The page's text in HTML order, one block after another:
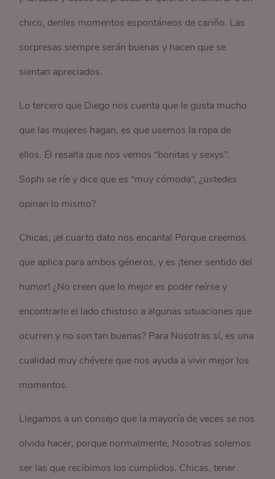
chico, denles momentos espontáneos de cariño. Las
sorpresas siempre serán buenas y hacen que se
sientan apreciados.
Lo tercero que Diego nos cuenta que le gusta mucho
que las mujeres hagan, es que usemos la ropa de
ellos. Él resalta que nos vemos “bonitas y sexys”.
Sophi se ríe y dice que es “muy cómoda”, ¿ustedes
opinan lo mismo?
Chicas, ¡el cuarto dato nos encanta! Porque creemos
que aplica para ambos géneros, y es ¡tener sentido del
humor! ¿No creen que lo mejor es poder reírse y
encontrarle el lado chistoso a algunas situaciones que
ocurren y no son tan buenas? Para Nosotras sí, es una
cualidad muy chévere que nos ayuda a vivir mejor los
momentos.
Llegamos a un consejo que la mayoría de veces se nos
olvida hacer, porque normalmente, Nosotras solemos
ser las que recibimos los cumplidos. Chicas, tener